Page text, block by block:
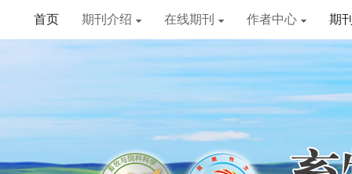
首页 期刊介绍 在线期刊 作者中心 期